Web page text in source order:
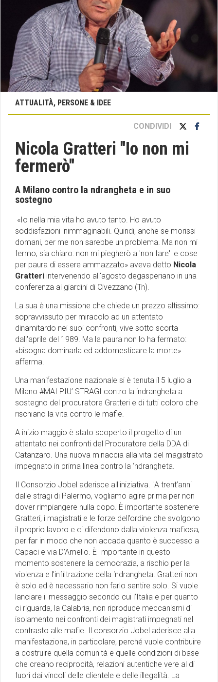
ATTUALITÀ, PERSONE & IDEE
CONDIVIDI
Nicola Gratteri ''Io non mi
fermerò''
A Milano contro la ndrangheta e in suo
sostegno
«Io nella mia vita ho avuto tanto. Ho avuto
soddisfazioni inimmaginabili. Quindi, anche se morissi
domani, per me non sarebbe un problema. Ma non mi
fermo, sia chiaro: non mi piegherò a 'non fare' le cose
per paura di essere ammazzato» aveva detto Nicola
Gratteri intervenendo all'agosto degasperiano in una
conferenza ai giardini di Civezzano (Tn).
La sua è una missione che chiede un prezzo altissimo:
sopravvissuto per miracolo ad un attentato
dinamitardo nei suoi confronti, vive sotto scorta
dall'aprile del 1989. Ma la paura non lo ha fermato:
«bisogna dominarla ed addomesticare la morte»
afferma.
Una manifestazione nazionale si è tenuta il 5 luglio a
Milano #MAI PIU’ STRAGI contro la ‘ndrangheta a
sostegno del procuratore Gratteri e di tutti coloro che
rischiano la vita contro le mafie.
A inizio maggio è stato scoperto il progetto di un
attentato nei confronti del Procuratore della DDA di
Catanzaro. Una nuova minaccia alla vita del magistrato
impegnato in prima linea contro la ‘ndrangheta.
Il Consorzio Jobel aderisce all'iniziativa. "A trent’anni
dalle stragi di Palermo, vogliamo agire prima per non
dover rimpiangere nulla dopo. È importante sostenere
Gratteri, i magistrati e le forze dell’ordine che svolgono
il proprio lavoro e ci difendono dalla violenza mafiosa,
per far in modo che non accada quanto è successo a
Capaci e via D’Amelio. È Importante in questo
momento sostenere la democrazia, a rischio per la
violenza e l’infiltrazione della ‘ndrangheta. Gratteri non
è solo ed è necessario non farlo sentire solo. Si vuole
lanciare il messaggio secondo cui l’Italia e per quanto
ci riguarda, la Calabria, non riproduce meccanismi di
isolamento nei confronti dei magistrati impegnati nel
contrasto alle mafie. Il consorzio Jobel aderisce alla
manifestazione, in particolare, perché vuole contribuire
a costruire quella comunità e quelle condizioni di base
che creano reciprocità, relazioni autentiche vere al di
fuori dai vincoli delle clientele e delle illegalità. La